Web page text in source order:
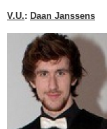
V.U.: Daan Janssens